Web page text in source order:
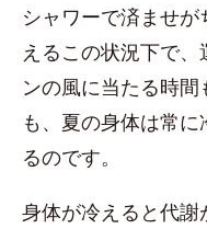
シャワーで済ませ
えるこの状況下で
ンの風に当たる時
も、夏の身体は常
るのです。
身体が冷えると代